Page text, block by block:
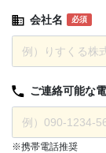
会社名 必須
ご連絡可能な
※携帯電話推奨